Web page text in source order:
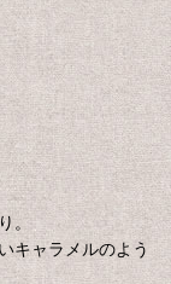
。
キャラメルのよう